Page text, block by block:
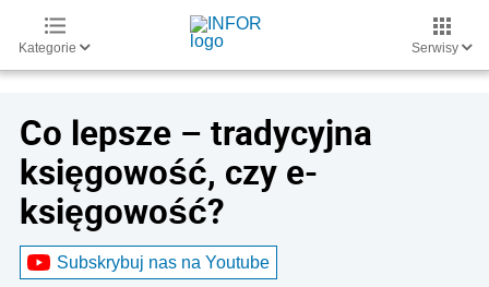
Kategorie Serwisy
Co lepsze – tradycyjna
księgowość, czy e-
księgowość?
Subskrybuj nas na Youtube